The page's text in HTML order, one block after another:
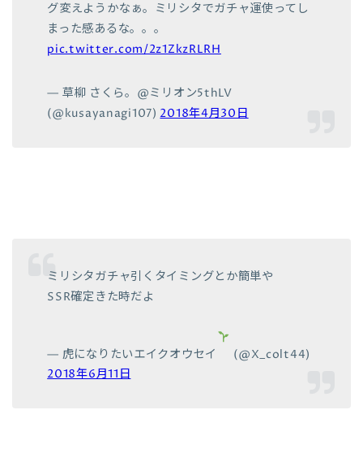
グ変えようかなぁ。ミリシタでガチャ運使ってし
まった感あるな。。。
pic.twitter.com/2z1ZkzRLRH
— 草柳 さくら。@ミリオン5thLV
(@kusayanagi107)2018年4月30日
ミリシタガチャ引くタイミングとか簡単や
SSR確定きた時だよ
— 虎になりたいエイクオウセイ
(@X_colt44)
2018年6月11日